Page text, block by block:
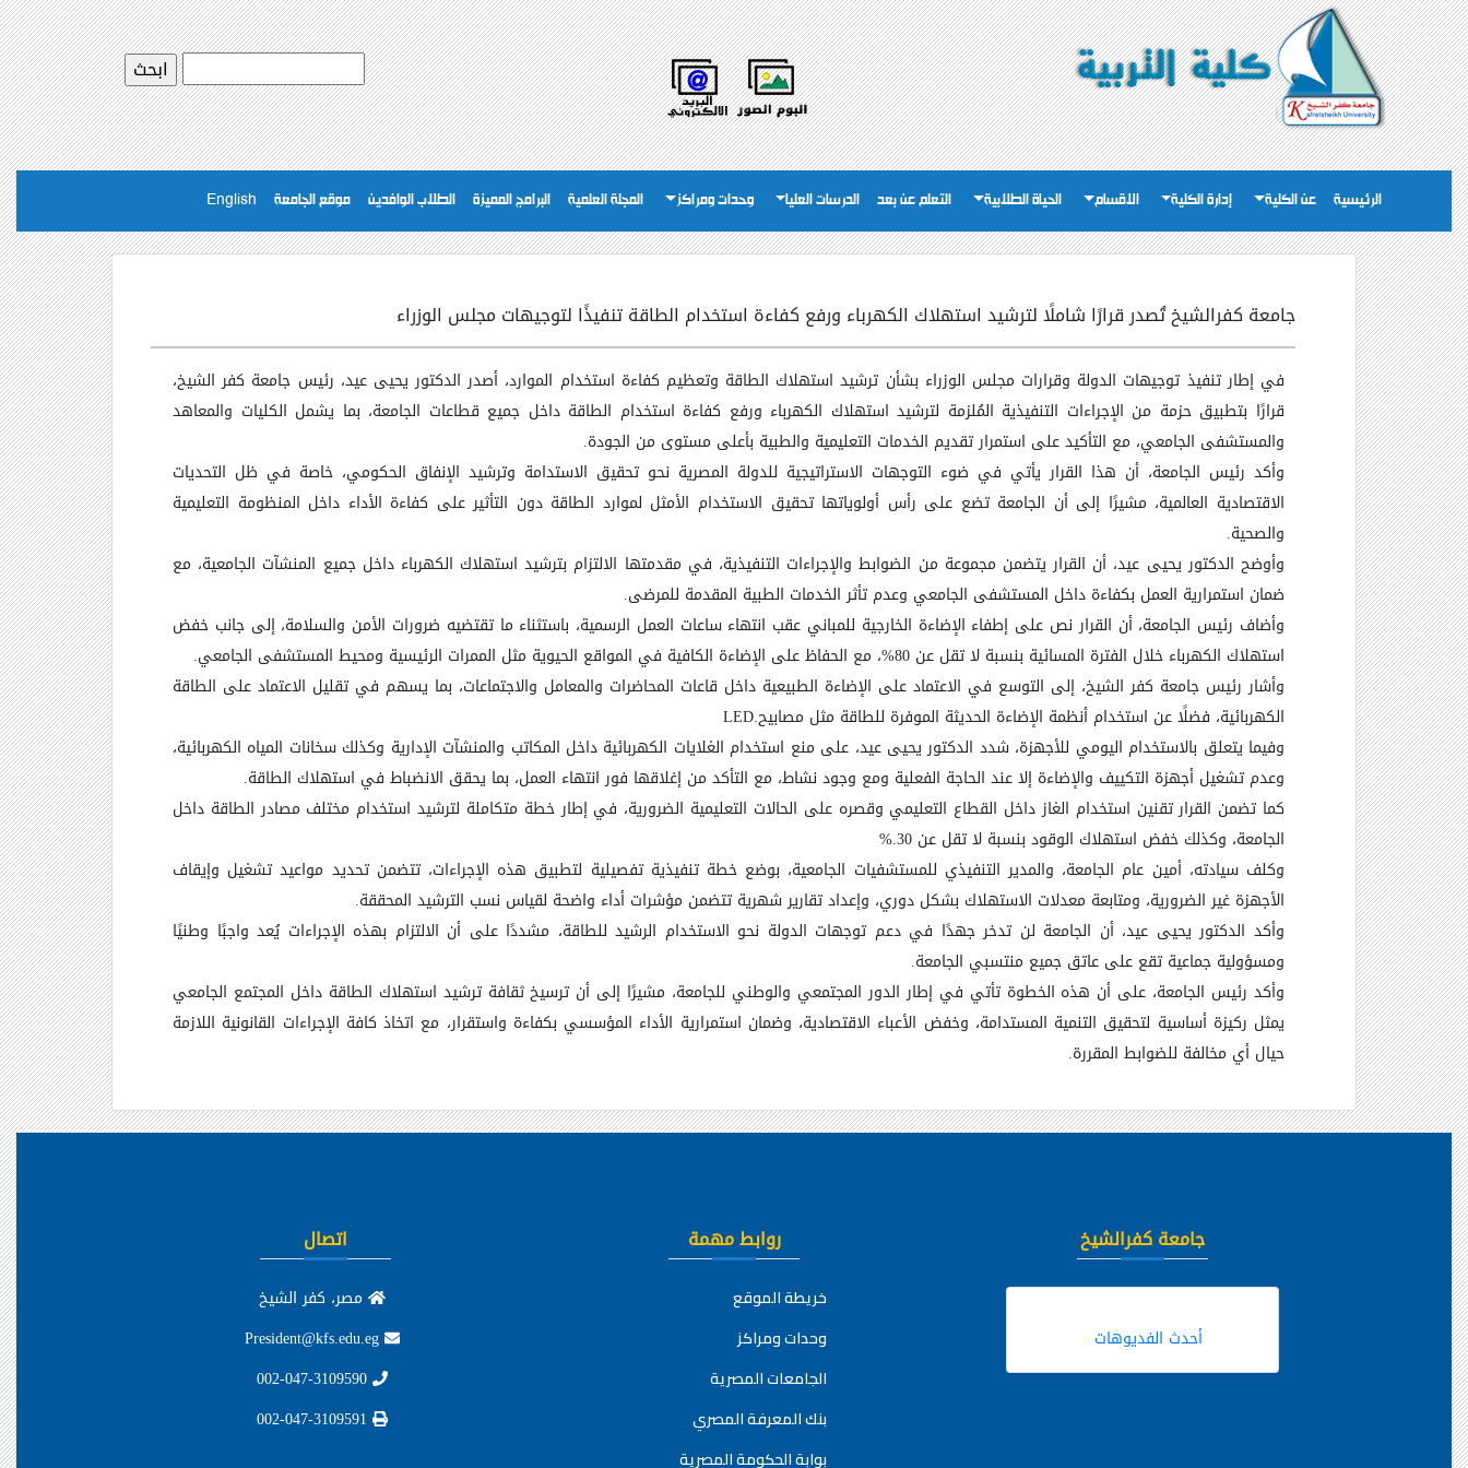
الرئيسية عن الكلية إدارة الكلية الاقسام الحياة الطلابية التعلم عن بعد الدرسات العليا وحدات ومراكز المجلة العلمية البرامج المميزة الطلاب الوافدين موقع الجامعة English
جامعة كفرالشيخ تُصدر قرارًا شاملًا لترشيد استهلاك الكهرباء ورفع كفاءة استخدام الطاقة تنفيذًا لتوجيهات مجلس الوزراء
في إطار تنفيذ توجيهات الدولة وقرارات مجلس الوزراء بشأن ترشيد استهلاك الطاقة وتعظيم كفاءة استخدام الموارد، أصدر الدكتور يحيى عيد، رئيس جامعة كفر الشيخ،
قرارًا بتطبيق حزمة من الإجراءات التنفيذية المُلزمة لترشيد استهلاك الكهرباء ورفع كفاءة استخدام الطاقة داخل جميع قطاعات الجامعة، بما يشمل الكليات والمعاهد
والمستشفى الجامعي، مع التأكيد على استمرار تقديم الخدمات التعليمية والطبية بأعلى مستوى من الجودة.
وأكد رئيس الجامعة، أن هذا القرار يأتي في ضوء التوجهات الاستراتيجية للدولة المصرية نحو تحقيق الاستدامة وترشيد الإنفاق الحكومي، خاصة في ظل التحديات
الاقتصادية العالمية، مشيرًا إلى أن الجامعة تضع على رأس أولوياتها تحقيق الاستخدام الأمثل لموارد الطاقة دون التأثير على كفاءة الأداء داخل المنظومة التعليمية
والصحية.
وأوضح الدكتور يحيى عيد، أن القرار يتضمن مجموعة من الضوابط والإجراءات التنفيذية، في مقدمتها الالتزام بترشيد استهلاك الكهرباء داخل جميع المنشآت الجامعية، مع
ضمان استمرارية العمل بكفاءة داخل المستشفى الجامعي وعدم تأثر الخدمات الطبية المقدمة للمرضى.
وأضاف رئيس الجامعة، أن القرار نص على إطفاء الإضاءة الخارجية للمباني عقب انتهاء ساعات العمل الرسمية، باستثناء ما تقتضيه ضرورات الأمن والسلامة، إلى جانب خفض
استهلاك الكهرباء خلال الفترة المسائية بنسبة لا تقل عن 80%، مع الحفاظ على الإضاءة الكافية في المواقع الحيوية مثل الممرات الرئيسية ومحيط المستشفى الجامعي
.
وأشار رئيس جامعة كفر الشيخ، إلى التوسع في الاعتماد على الإضاءة الطبيعية داخل قاعات المحاضرات والمعامل والاجتماعات، بما يسهم في تقليل الاعتماد على الطاقة
الكهربائية، فضلًا عن استخدام أنظمة الإضاءة الحديثة الموفرة للطاقة مثل مصابيحLED.
وفيما يتعلق بالاستخدام اليومي للأجهزة، شدد الدكتور يحيى عيد، على منع استخدام الغلايات الكهربائية داخل المكاتب والمنشآت الإدارية وكذلك سخانات المياه الكهربائية،
وعدم تشغيل أجهزة التكييف والإضاءة إلا عند الحاجة الفعلية ومع وجود نشاط، مع التأكد من إغلاقها فور انتهاء العمل، بما يحقق الانضباط في استهلاك الطاقة.
كما تضمن القرار تقنين استخدام الغاز داخل القطاع التعليمي وقصره على الحالات التعليمية الضرورية، في إطار خطة متكاملة لترشيد استخدام مختلف مصادر الطاقة داخل
الجامعة، وكذلك خفض استهلاك الوقود بنسبة لا تقل عن 30
%.
وكلف سيادته، أمين عام الجامعة، والمدير التنفيذي للمستشفيات الجامعية، بوضع خطة تنفيذية تفصيلية لتطبيق هذه الإجراءات، تتضمن تحديد مواعيد تشغيل وإيقاف
الأجهزة غير الضرورية، ومتابعة معدلات الاستهلاك بشكل دوري، وإعداد تقارير شهرية تتضمن مؤشرات أداء واضحة لقياس نسب الترشيد المحققة.
وأكد الدكتور يحيى عيد، أن الجامعة لن تدخر جهدًا في دعم توجهات الدولة نحو الاستخدام الرشيد للطاقة، مشددًا على أن الالتزام بهذه الإجراءات يُعد واجبًا وطنيًا
ومسؤولية جماعية تقع على عاتق جميع منتسبي الجامعة.
وأكد رئيس الجامعة، على أن هذه الخطوة تأتي في إطار الدور المجتمعي والوطني للجامعة، مشيرًا إلى أن ترسيخ ثقافة ترشيد استهلاك الطاقة داخل المجتمع الجامعي
يمثل ركيزة أساسية لتحقيق التنمية المستدامة، وخفض الأعباء الاقتصادية، وضمان استمرارية الأداء المؤسسي بكفاءة واستقرار، مع اتخاذ كافة الإجراءات القانونية اللازمة
حيال أي مخالفة للضوابط المقررة.
جامعة كفرالشيخ
أحدث الفديوهات
روابط مهمة
خريطة الموقع
وحدات ومراكز
الجامعات المصرية
بنك المعرفة المصري
بوابة الحكومة المصرية
اتصال
مصر، كفر الشيخ